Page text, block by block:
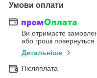
Умови оплати
Ви отримаєте
або гроші
Детальніше
Післяплата